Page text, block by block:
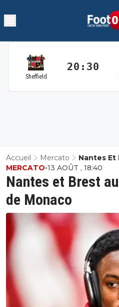
Sheffield
20:30
Accueil Mercato
Nantes Et
Monaco
Nantes et Brest
de Monaco
MERCATO•13 AOÛT , 18:40